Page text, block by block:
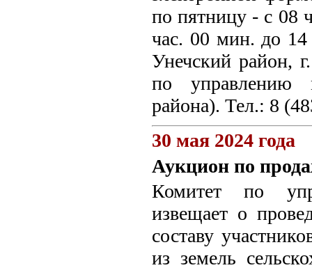
по пятницу - с 08
час. 00 мин. до 14
Унечский район,
по управлению
района). Тел.: 8
30 мая 2024 года
Аукцион по
Комитет по
извещает о
составу
из земель